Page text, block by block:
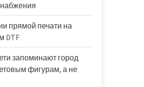
прямой печати на
DTF
запоминают город
фигурам, а не